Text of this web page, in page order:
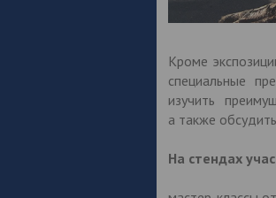
Кроме
специальные
изучить
а также
На стендах